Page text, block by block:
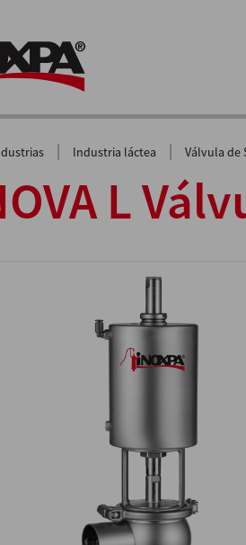
| Industria láctea | Válvula de
L